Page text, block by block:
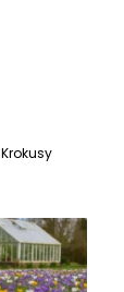
Krokusy